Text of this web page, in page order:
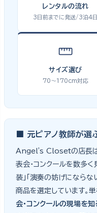
レンタルの流れ
3日前までに発送/3泊4日
サイズ選び
70〜170cm対応
■ 元ピアノ教師が選
Angel's Closetの店長は
表会・コンクールを数多
装」「演奏の妨げになら
商品を選定しています。単
会・コンクールの現場を